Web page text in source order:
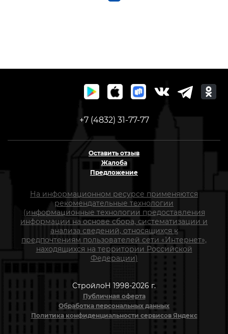
+7 (4832) 31-77-77
Оставить отзыв
Жалоба
Предложение
На информационном ресурсе применяются
рекомендательные технологии
(информационные технологии предоставления
информации на основе сбора, систематизации и
анализа сведений, относящихся к
предпочтениям пользователей сети «Интернет»,
находящихся на территории Российской
Федерации)
СтройлоН 1998-2026 г.
Публичная оферта
Обработка персональных данных
Политика конфиденциальности сервисов Яндекс